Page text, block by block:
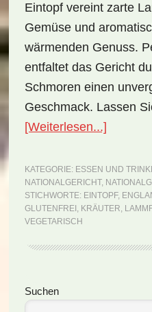
Eintopf vereint zarte
Gemüse und
wärmenden Genuss.
entfaltet das Gericht
Schmoren einen
Geschmack. Lassen
[Weiterlesen...]
Mutton
Stew
KATEGORIE: ESSEN UND
NATIONALGERICHT,
STICHWORTE: EINTOPF,
GLUTENFREI , KRÄUTER,
VEGETARISCH
Seitenspalte
Suchen